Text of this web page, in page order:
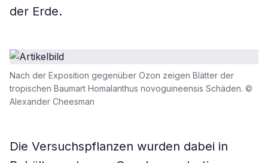
der Erde.
Nach der Exposition gegenüber Ozon zeigen Blätter der
tropischen Baumart Homalanthus novoguineensis Schäden. ©
Alexander Cheesman
Die Versuchspflanzen wurden dabei in